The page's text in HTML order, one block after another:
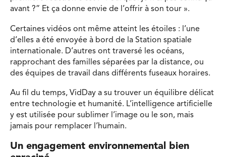
avant ?” Et ça donne envie de l’offrir à son tour ».
Certaines vidéos ont même atteint les étoiles : l’une
d’elles a été envoyée à bord de la Station spatiale
internationale. D’autres ont traversé les océans,
rapprochant des familles séparées par la distance, ou
des équipes de travail dans différents fuseaux horaires.
Au fil du temps, VidDay a su trouver un équilibre délicat
entre technologie et humanité. L’intelligence artificielle
y est utilisée pour sublimer l’image ou le son, mais
jamais pour remplacer l’humain.
Un engagement environnemental bien